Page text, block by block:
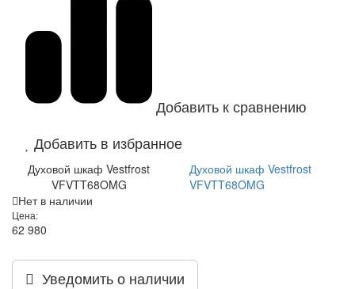
Добавить к сравнению
Добавить в избранное
Духовой шкаф Vestfrost
VFVTT68OMG
Духовой шкаф Vestfrost
VFVTT68OMG
Нет в наличии
Цена:
62 980
Уведомить о наличии